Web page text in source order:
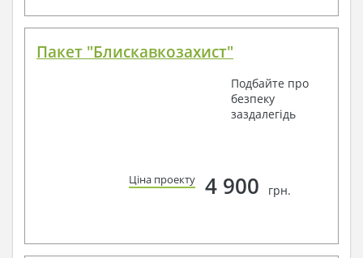
Пакет "Блискавкозахист"
Подбайте про
безпеку
заздалегідь
Ціна проекту 4 900 грн.